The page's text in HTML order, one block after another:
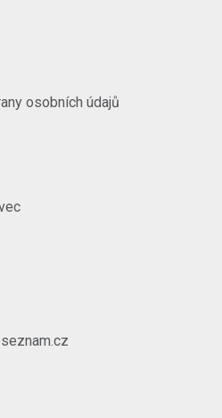
osobních údajů